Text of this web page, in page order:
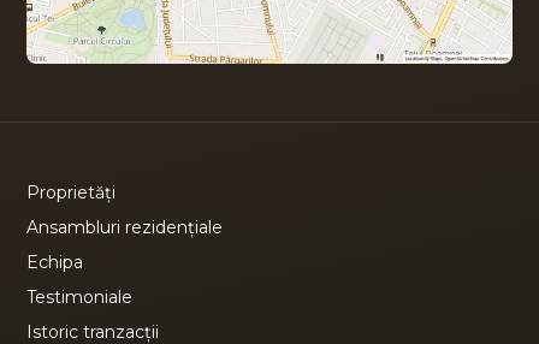
Proprietăți
Ansambluri rezidențiale
Echipa
Testimoniale
Istoric tranzacții